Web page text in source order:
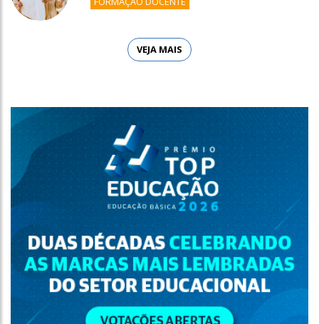
VEJA MAIS